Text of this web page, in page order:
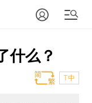
什么？
T中